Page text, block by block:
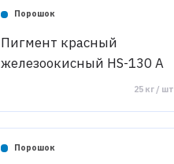
Порошок
Пигмент красный
железоокисный HS-130 A
25 кг / шт
Порошок